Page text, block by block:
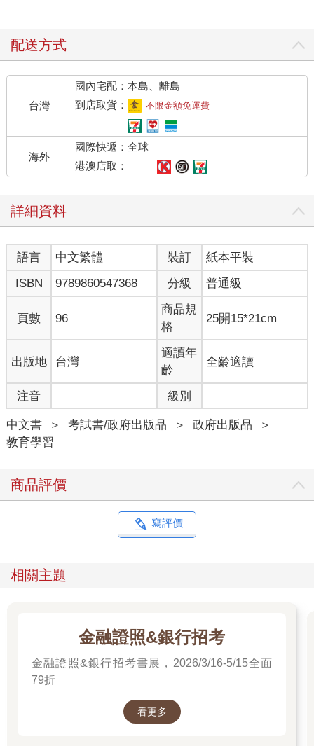
配送方式
台灣
國內宅配：本島、離島
到店取貨：
不限金額免運費
海外
國際快遞：全球
港澳店取：
詳細資料
語言 中文繁體 裝訂
紙本平裝
ISBN
9789860547368 分級 普通級
頁數 96
商品規
格
25開15*21cm
出版地 台灣
適讀年
齡
全齡適讀
注音 級別
中文書 ＞ 考試書/政府出版品 ＞ 政府出版品
＞
教育學習
商品評價
寫評價
相關主題
金融證照&銀行招考
金融證照&銀行招考書展，2026/3/16-5/15全面
79折
看更多